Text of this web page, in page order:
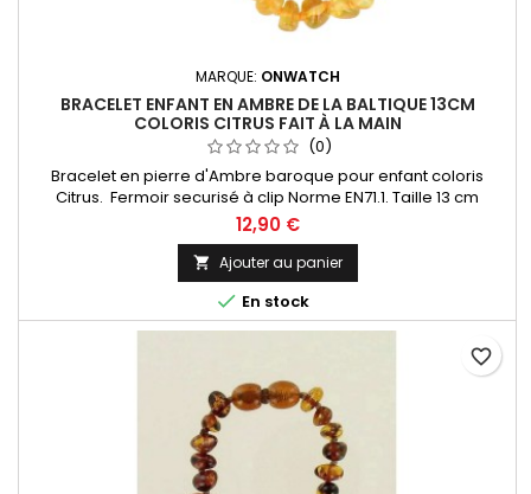
MARQUE: ONWATCH
BRACELET ENFANT EN AMBRE DE LA BALTIQUE 13CM
COLORIS CITRUS FAIT À LA MAIN
(0)
Bracelet en pierre d'Ambre baroque pour enfant coloris
Citrus. Fermoir securisé à clip Norme EN71.1. Taille 13 cm
environ fermoir inclus. Nous vous proposons toute une
collection de bijoux en ambre provenants de la mer Baltique,
l'ambre le plus réputé au monde ! Comme pour tous les
bijoux pour enfant, il doit être porté en présence d’un adulte.
12,90 €
 Ajouter au panier
 En stock
favorite_border